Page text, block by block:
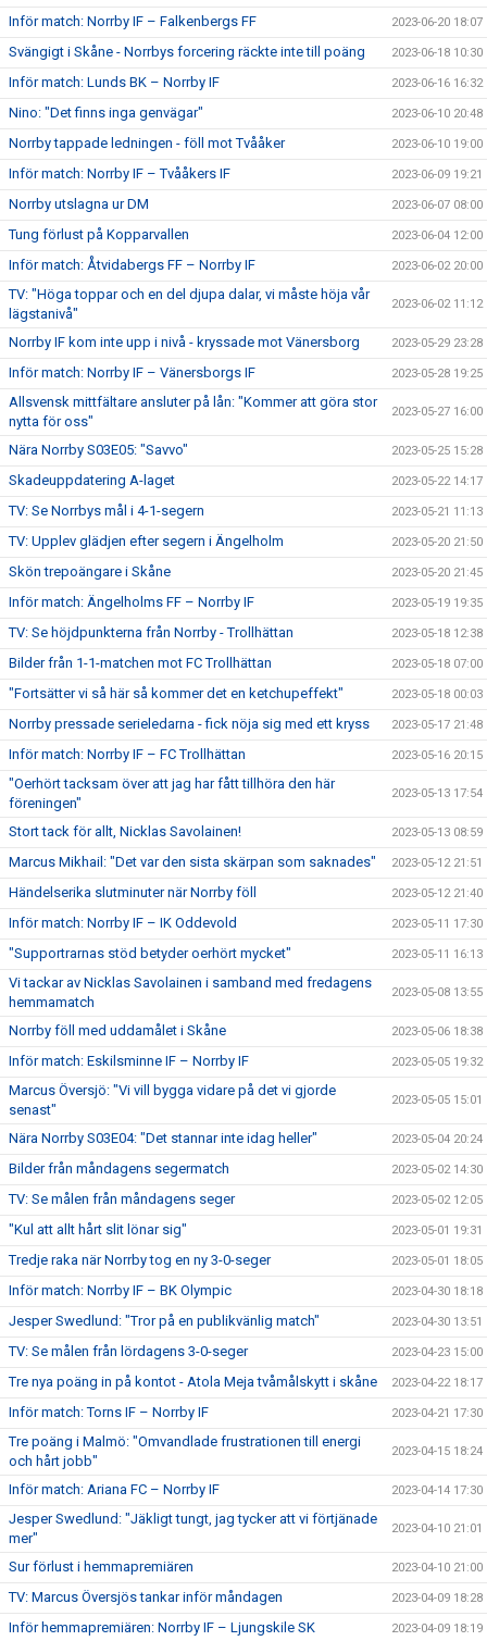
Inför match: Norrby IF – Falkenbergs FF 2023-06-20 18:07
Svängigt i Skåne - Norrbys forcering räckte inte till poäng 2023-06-18 10:30
Inför match: Lunds BK – Norrby IF 2023-06-16 16:32
Nino: "Det finns inga genvägar" 2023-06-10 20:48
Norrby tappade ledningen - föll mot Tvååker 2023-06-10 19:00
Inför match: Norrby IF – Tvååkers IF 2023-06-09 19:21
Norrby utslagna ur DM 2023-06-07 08:00
Tung förlust på Kopparvallen 2023-06-04 12:00
Inför match: Åtvidabergs FF – Norrby IF 2023-06-02 20:00
TV: "Höga toppar och en del djupa dalar, vi måste höja vår
lägstanivå"
2023-06-02 11:12
Norrby IF kom inte upp i nivå - kryssade mot Vänersborg 2023-05-29 23:28
Inför match: Norrby IF – Vänersborgs IF 2023-05-28 19:25
Allsvensk mittfältare ansluter på lån: "Kommer att göra stor
nytta för oss"
2023-05-27 16:00
Nära Norrby S03E05: "Savvo" 2023-05-25 15:28
Skadeuppdatering A-laget 2023-05-22 14:17
TV: Se Norrbys mål i 4-1-segern 2023-05-21 11:13
TV: Upplev glädjen efter segern i Ängelholm 2023-05-20 21:50
Skön trepoängare i Skåne 2023-05-20 21:45
Inför match: Ängelholms FF – Norrby IF 2023-05-19 19:35
TV: Se höjdpunkterna från Norrby - Trollhättan 2023-05-18 12:38
Bilder från 1-1-matchen mot FC Trollhättan 2023-05-18 07:00
"Fortsätter vi så här så kommer det en ketchupeffekt" 2023-05-18 00:03
Norrby pressade serieledarna - fick nöja sig med ett kryss 2023-05-17 21:48
Inför match: Norrby IF – FC Trollhättan 2023-05-16 20:15
"Oerhört tacksam över att jag har fått tillhöra den här
föreningen"
2023-05-13 17:54
Stort tack för allt, Nicklas Savolainen! 2023-05-13 08:59
Marcus Mikhail: "Det var den sista skärpan som saknades" 2023-05-12 21:51
Händelserika slutminuter när Norrby föll 2023-05-12 21:40
Inför match: Norrby IF – IK Oddevold 2023-05-11 17:30
"Supportrarnas stöd betyder oerhört mycket" 2023-05-11 16:13
Vi tackar av Nicklas Savolainen i samband med fredagens
hemmamatch
2023-05-08 13:55
Norrby föll med uddamålet i Skåne 2023-05-06 18:38
Inför match: Eskilsminne IF – Norrby IF 2023-05-05 19:32
Marcus Översjö: "Vi vill bygga vidare på det vi gjorde
senast"
2023-05-05 15:01
Nära Norrby S03E04: "Det stannar inte idag heller" 2023-05-04 20:24
Bilder från måndagens segermatch 2023-05-02 14:30
TV: Se målen från måndagens seger 2023-05-02 12:05
"Kul att allt hårt slit lönar sig" 2023-05-01 19:31
Tredje raka när Norrby tog en ny 3-0-seger 2023-05-01 18:05
Inför match: Norrby IF – BK Olympic 2023-04-30 18:18
Jesper Swedlund: "Tror på en publikvänlig match" 2023-04-30 13:51
TV: Se målen från lördagens 3-0-seger 2023-04-23 15:00
Tre nya poäng in på kontot - Atola Meja tvåmålskytt i skåne 2023-04-22 18:17
Inför match: Torns IF – Norrby IF 2023-04-21 17:30
Tre poäng i Malmö: "Omvandlade frustrationen till energi
och hårt jobb"
2023-04-15 18:24
Inför match: Ariana FC – Norrby IF 2023-04-14 17:30
Jesper Swedlund: "Jäkligt tungt, jag tycker att vi förtjänade
mer"
2023-04-10 21:01
Sur förlust i hemmapremiären 2023-04-10 21:00
TV: Marcus Översjös tankar inför måndagen 2023-04-09 18:28
Inför hemmapremiären: Norrby IF – Ljungskile SK 2023-04-09 18:19